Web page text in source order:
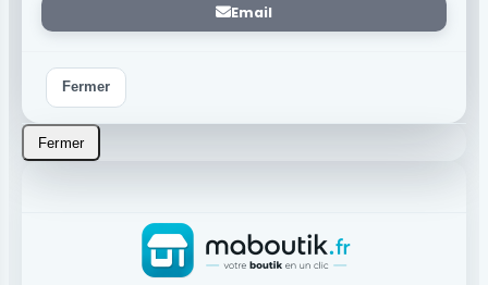
Email
Fermer
Fermer